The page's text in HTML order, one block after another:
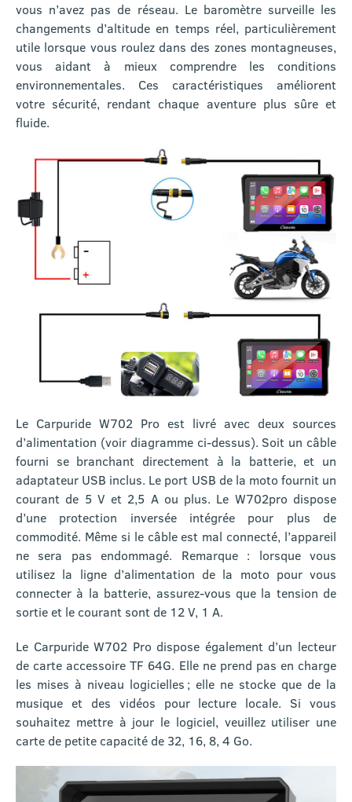
vous n’avez pas de réseau. Le baromètre surveille les
changements d’altitude en temps réel, particulièrement
utile lorsque vous roulez dans des zones montagneuses,
vous aidant à mieux comprendre les conditions
environnementales. Ces caractéristiques améliorent
votre sécurité, rendant chaque aventure plus sûre et
fluide.
Le Carpuride W702 Pro est livré avec deux sources
d’alimentation (voir diagramme ci-dessus). Soit un câble
fourni se branchant directement à la batterie, et un
adaptateur USB inclus. Le port USB de la moto fournit un
courant de 5 V et 2,5 A ou plus. Le W702pro dispose
d’une protection inversée intégrée pour plus de
commodité. Même si le câble est mal connecté, l’appareil
ne sera pas endommagé. Remarque : lorsque vous
utilisez la ligne d’alimentation de la moto pour vous
connecter à la batterie, assurez-vous que la tension de
sortie et le courant sont de 12 V, 1 A.
Le Carpuride W702 Pro dispose également d’un lecteur
de carte accessoire TF 64G. Elle ne prend pas en charge
les mises à niveau logicielles ; elle ne stocke que de la
musique et des vidéos pour lecture locale. Si vous
souhaitez mettre à jour le logiciel, veuillez utiliser une
carte de petite capacité de 32, 16, 8, 4 Go.